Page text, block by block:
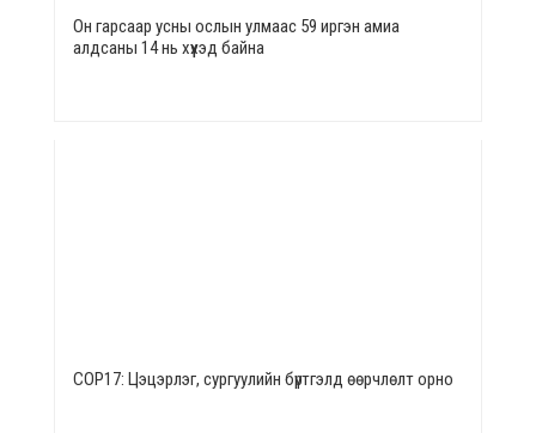
Он гарсаар усны ослын улмаас 59 иргэн амиа
алдсаны 14 нь хүүхэд байна
СОР17: Цэцэрлэг, сургуулийн бүртгэлд өөрчлөлт орно